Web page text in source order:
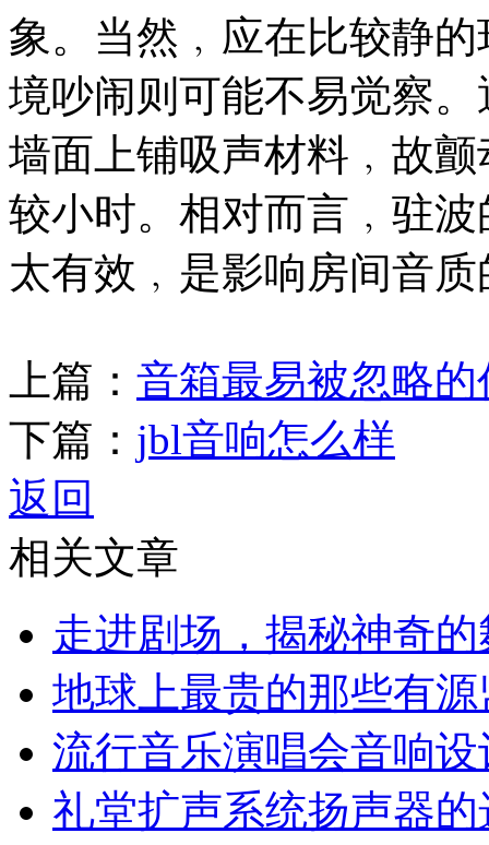
象。当然﹐应在比较静
境吵闹则可能不易觉察
墙面上铺吸声材料﹐故
较小时。相对而言﹐驻
太有效﹐是影响房间音
上篇： 音箱最易被忽略
下篇： jbl音响怎么样
返回
相关文章
走进剧场，揭秘神奇
地球上最贵的那些有
流行音乐演唱会音响
礼堂扩声系统扬声器的